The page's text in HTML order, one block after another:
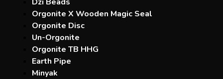
Orgonite X Wooden Magic Seal
Orgonite Disc
Un-Orgonite
Orgonite TB HHG
Earth Pipe
Minyak